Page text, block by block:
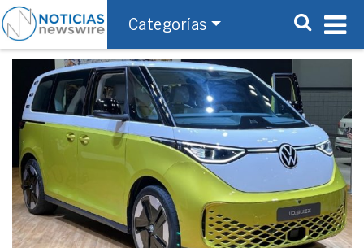
Categorías